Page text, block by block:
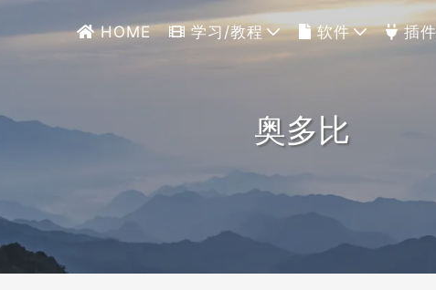
HOME 学习/教程 软件 插
奥多比